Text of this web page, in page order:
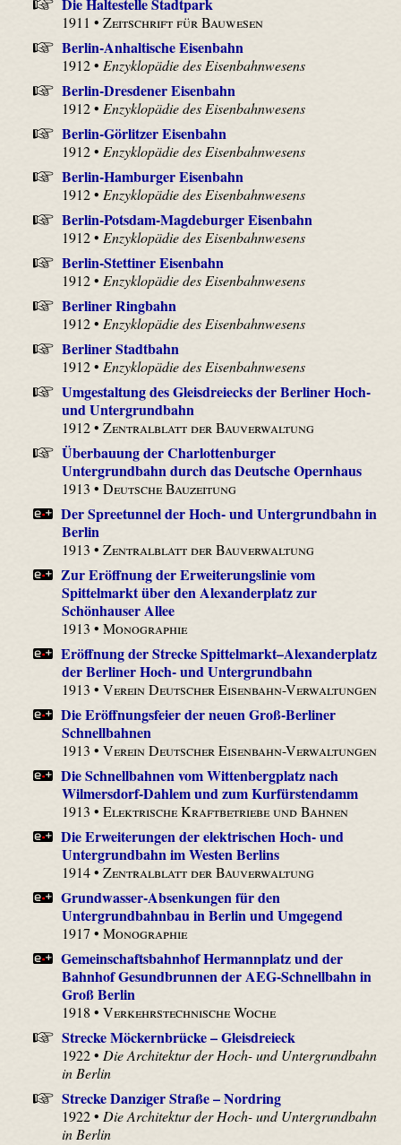
Die Haltestelle Stadtpark
1911 •Zeitschrift für Bauwesen
Berlin-Anhaltische Eisenbahn
1912 •Enzyklopädie des Eisenbahnwesens
Berlin-Dresdener Eisenbahn
1912 •Enzyklopädie des Eisenbahnwesens
Berlin-Görlitzer Eisenbahn
1912 •Enzyklopädie des Eisenbahnwesens
Berlin-Hamburger Eisenbahn
1912 •Enzyklopädie des Eisenbahnwesens
Berlin-Potsdam-Magdeburger Eisenbahn
1912 •Enzyklopädie des Eisenbahnwesens
Berlin-Stettiner Eisenbahn
1912 •Enzyklopädie des Eisenbahnwesens
Berliner Ringbahn
1912 •Enzyklopädie des Eisenbahnwesens
Berliner Stadtbahn
1912 •Enzyklopädie des Eisenbahnwesens
Umgestaltung des Gleisdreiecks der Berliner Hoch-
und Untergrundbahn
1912 •Zentralblatt der Bauverwaltung
Überbauung der Charlottenburger
Untergrundbahn durch das Deutsche Opernhaus
1913 •Deutsche Bauzeitung
Der Spreetunnel der Hoch- und Untergrundbahn in
Berlin
1913 •Zentralblatt der Bauverwaltung
Zur Eröffnung der Erweiterungslinie vom
Spittelmarkt über den Alexanderplatz zur
Schönhauser Allee
1913 •Monographie
Eröffnung der Strecke Spittelmarkt–Alexanderplatz
der Berliner Hoch- und Untergrundbahn
1913 •Verein Deutscher Eisenbahn-Verwaltungen
Die Eröffnungsfeier der neuen Groß-Berliner
Schnellbahnen
1913 •Verein Deutscher Eisenbahn-Verwaltungen
Die Schnellbahnen vom Wittenbergplatz nach
Wilmersdorf-Dahlem und zum Kurfürstendamm
1913 •Elektrische Kraftbetriebe und Bahnen
Die Erweiterungen der elektrischen Hoch- und
Untergrundbahn im Westen Berlins
1914 •Zentralblatt der Bauverwaltung
Grundwasser-Absenkungen für den
Untergrundbahnbau in Berlin und Umgegend
1917 •Monographie
Gemeinschaftsbahnhof Hermannplatz und der
Bahnhof Gesundbrunnen der AEG-Schnellbahn in
Groß Berlin
1918 •Verkehrstechnische Woche
Strecke Möckernbrücke – Gleisdreieck
1922 •Die Architektur der Hoch- und Untergrundbahn
in Berlin
Strecke Danziger Straße – Nordring
1922 •Die Architektur der Hoch- und Untergrundbahn
in Berlin